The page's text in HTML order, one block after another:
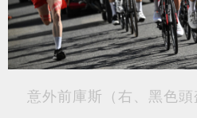
意外前庫斯（右、黑色頭